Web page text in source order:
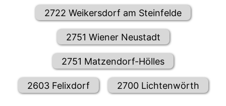
2722 Weikersdorf am Steinfelde
2751 Wiener Neustadt
2751 Matzendorf-Hölles
2603 Felixdorf 2700 Lichtenwörth